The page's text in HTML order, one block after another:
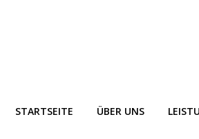
STARTSEITE ÜBER UNS